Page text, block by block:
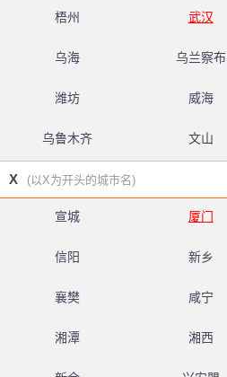
梧州 武汉
乌海 乌兰察布
潍坊 威海
乌鲁木齐 文山
X (以X为开头的城市名)
宣城 厦门
信阳 新乡
襄樊 咸宁
湘潭 湘西